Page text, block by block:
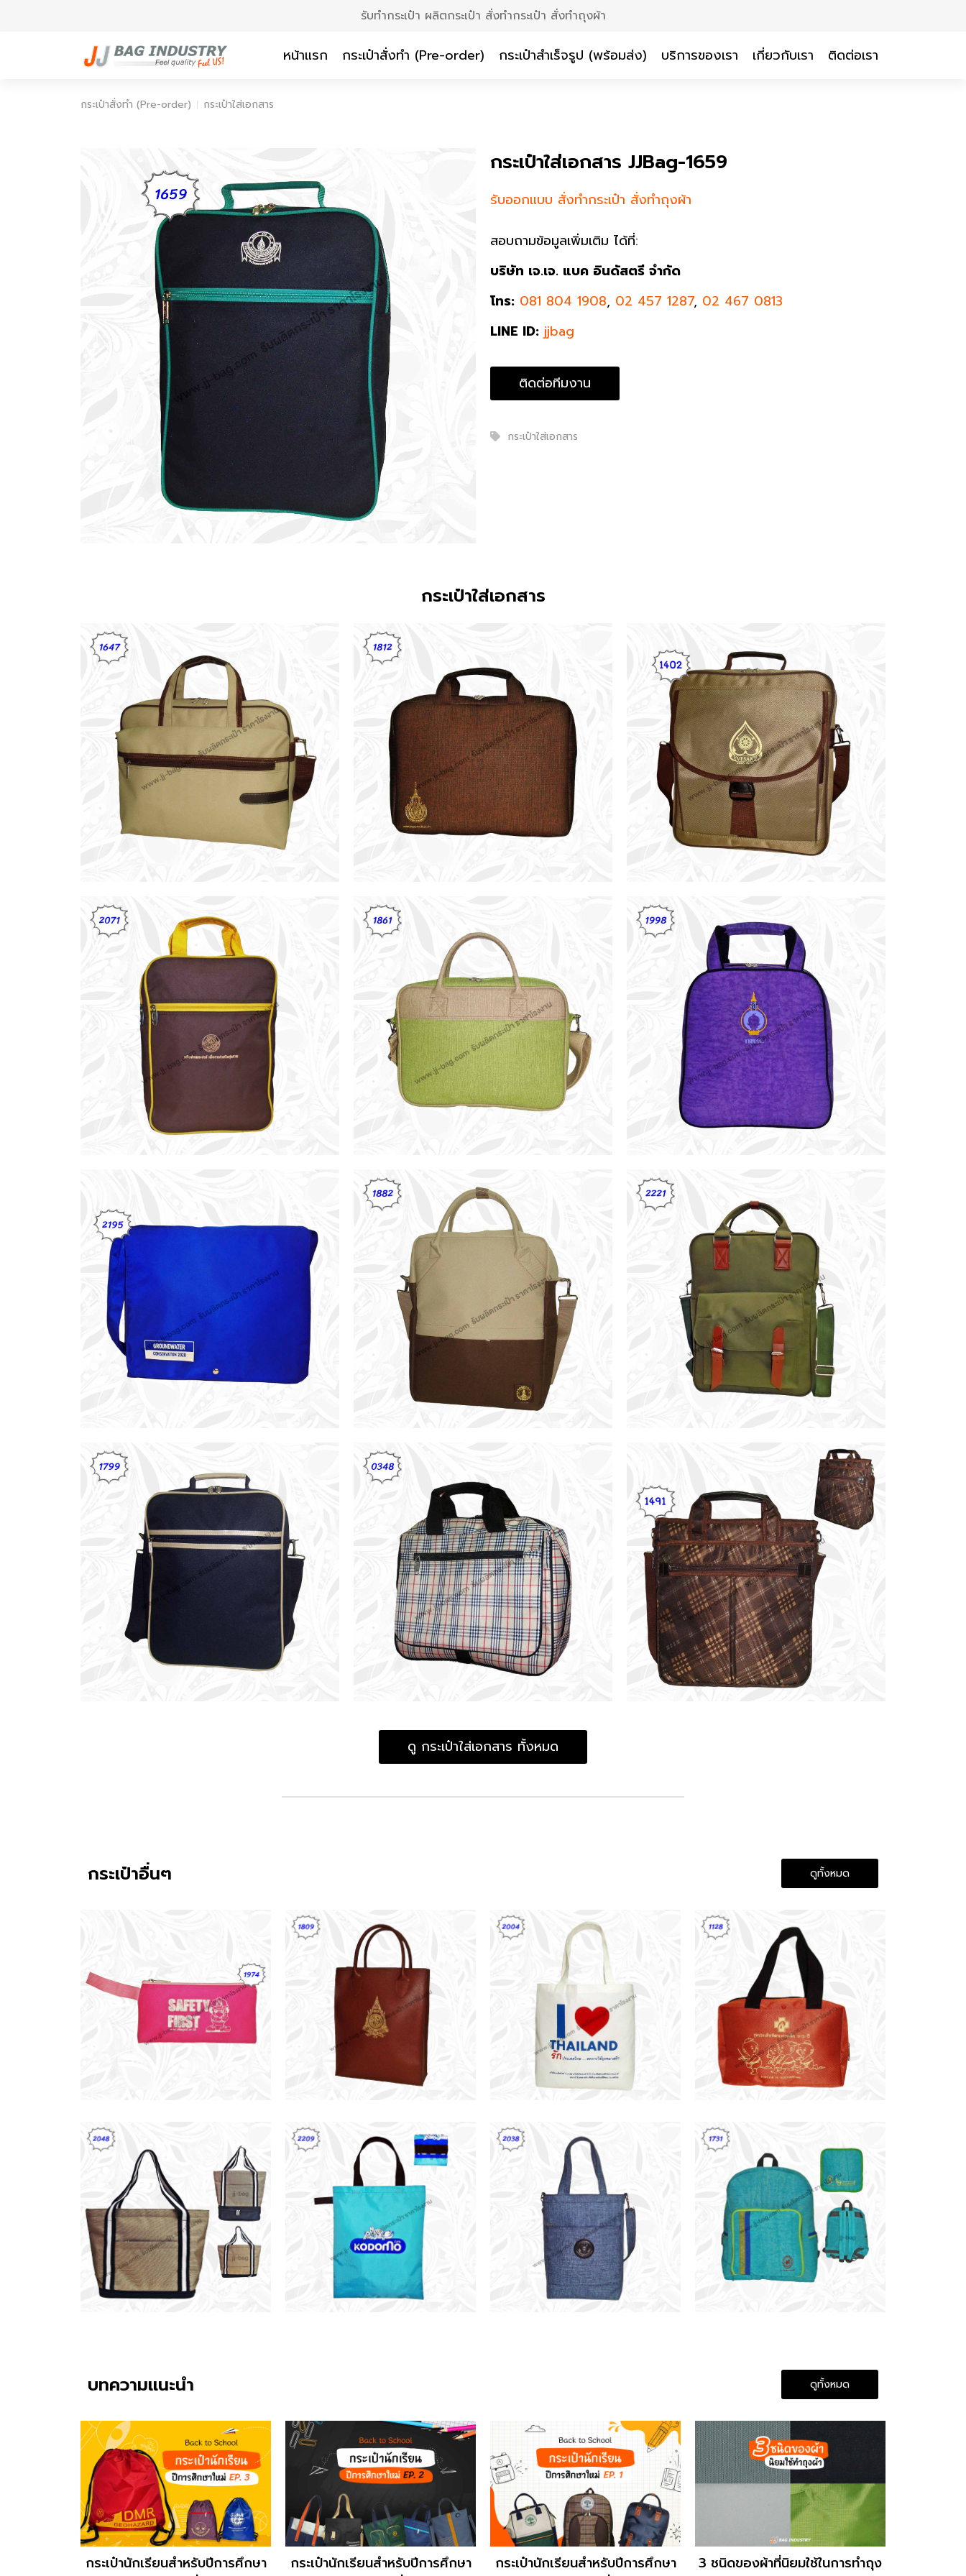
รับทำกระเป๋า ผลิตกระเป๋า สั่งทำกระเป๋า สั่งทำถุงผ้า
หน้าแรก กระเป๋าสั่งทำ (Pre-order) กระเป๋าสำเร็จรูป (พร้อมส่ง) บริการของเรา เกี่ยวกับเรา ติดต่อเรา
กระเป๋าสั่งทำ (Pre-order) กระเป๋าใส่เอกสาร
กระเป๋าใส่เอกสาร JJBag-1659
รับออกแบบ สั่งทำกระเป๋า สั่งทำถุงผ้า
สอบถามข้อมูลเพิ่มเติม ได้ที่:
บริษัท เจ.เจ. แบค อินดัสตรี จำกัด
โทร: 081 804 1908, 02 457 1287, 02 467 0813
LINE ID: jjbag
ติดต่อทีมงาน
กระเป๋าใส่เอกสาร
กระเป๋าใส่เอกสาร
ดู กระเป๋าใส่เอกสาร ทั้งหมด
กระเป๋าอื่นๆ ดูทั้งหมด
บทความแนะนำ ดูทั้งหมด
กระเป๋านักเรียนสำหรับปีการศึกษา
กระเป๋านักเรียนสำหรับปีการศึกษา
กระเป๋านักเรียนสำหรับปีการศึกษา
3 ชนิดของผ้าที่นิยมใช้ในการทำถุง